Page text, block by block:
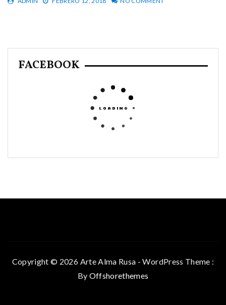
FACEBOOK
Copyright © 2026 Arte Alma Rusa - WordPress Theme :
By Offshorethemes